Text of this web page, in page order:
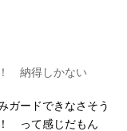
納得しかない
ガードできなさそう
って感じだもん